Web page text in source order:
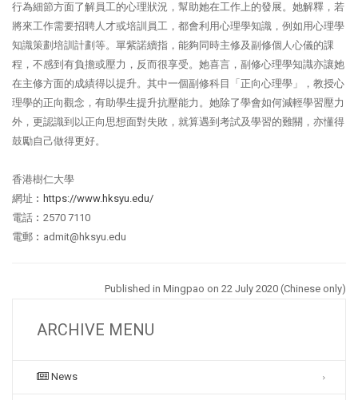
行為細節方面了解員工的心理狀況，幫助她在工作上的發展。她解釋，若
將來工作需要招聘人才或培訓員工，都會利用心理學知識，例如用心理學
知識策劃培訓計劃等。單紫諾續指，能夠同時主修及副修個人心儀的課
程，不感到有負擔或壓力，反而很享受。她喜言，副修心理學知識亦讓她
在主修方面的成績得以提升。其中一個副修科目「正向心理學」，教授心
理學的正向觀念，有助學生提升抗壓能力。她除了學會如何減輕學習壓力
外，更認識到以正向思想面對失敗，就算遇到考試及學習的難關，亦懂得
鼓勵自己做得更好。
香港樹仁大學
網址︰ https://www.hksyu.edu/
電話︰2570 7110
電郵︰admit@hksyu.edu
Published in Mingpao on 22 July 2020 (Chinese only)
ARCHIVE MENU
News